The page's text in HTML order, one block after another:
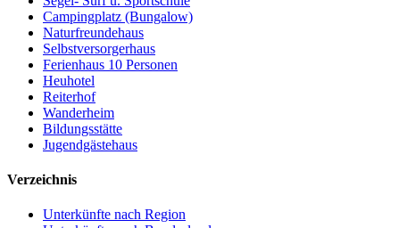
Campingplatz (Bungalow)
Naturfreundehaus
Selbstversorgerhaus
Ferienhaus 10 Personen
Heuhotel
Reiterhof
Wanderheim
Bildungsstätte
Jugendgästehaus
Verzeichnis
Unterkünfte nach Region